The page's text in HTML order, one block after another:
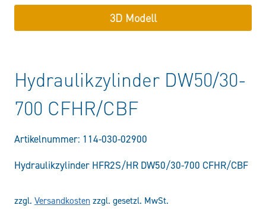
3D Modell
Hydraulikzylinder DW50/30-
700 CFHR/CBF
Artikelnummer: 114-030-02900
Hydraulikzylinder HFR2S/HR DW50/30-700 CFHR/CBF
zzgl. Versandkosten zzgl. gesetzl. MwSt.